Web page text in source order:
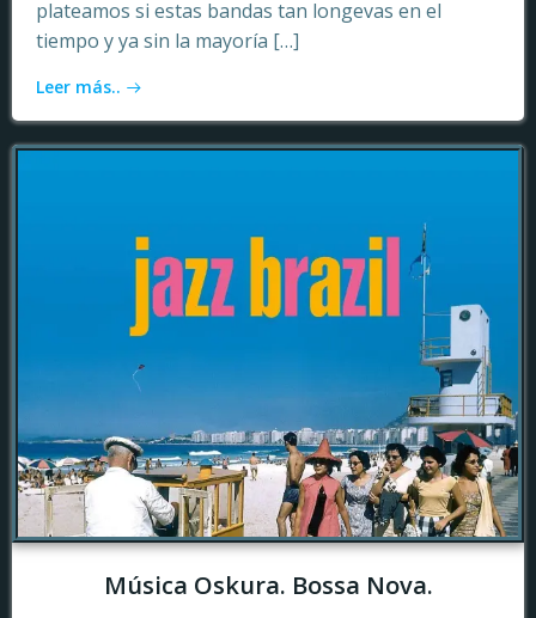
plateamos si estas bandas tan longevas en el
tiempo y ya sin la mayoría […]
Leer más..
Música Oskura. Bossa Nova.